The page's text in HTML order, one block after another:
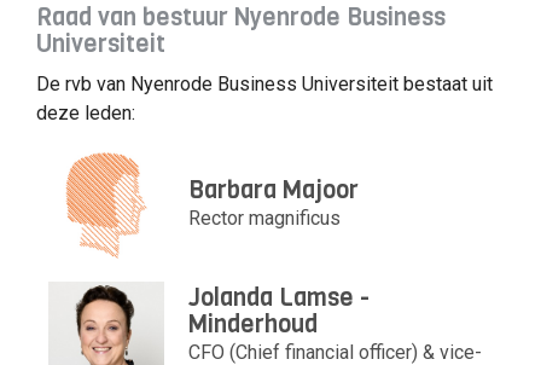
Raad van bestuur Nyenrode Business
Universiteit
De rvb van Nyenrode Business Universiteit bestaat uit
deze leden:
Barbara Majoor
Rector magnificus
Jolanda Lamse -
Minderhoud
CFO (Chief financial officer) & vice-